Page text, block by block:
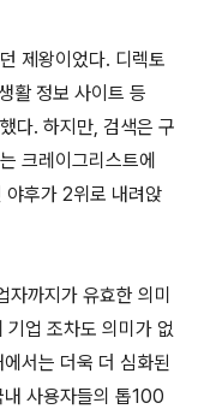
제왕이었다. 디렉토
활 정보 사이트 등
다. 하지만, 검색은 구
크레이그리스트에
야후가 2위로 내려앉
까지가 유효한 의미
업 조차도 의미가 없
서는 더욱 더 심화된
사용자들의 톱100